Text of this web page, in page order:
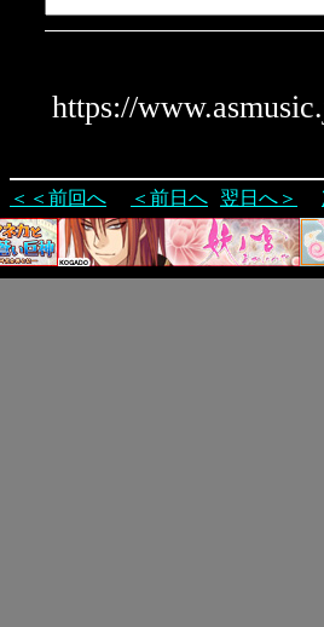
https://
＜＜前回へ ＜前日へ 翌日へ＞